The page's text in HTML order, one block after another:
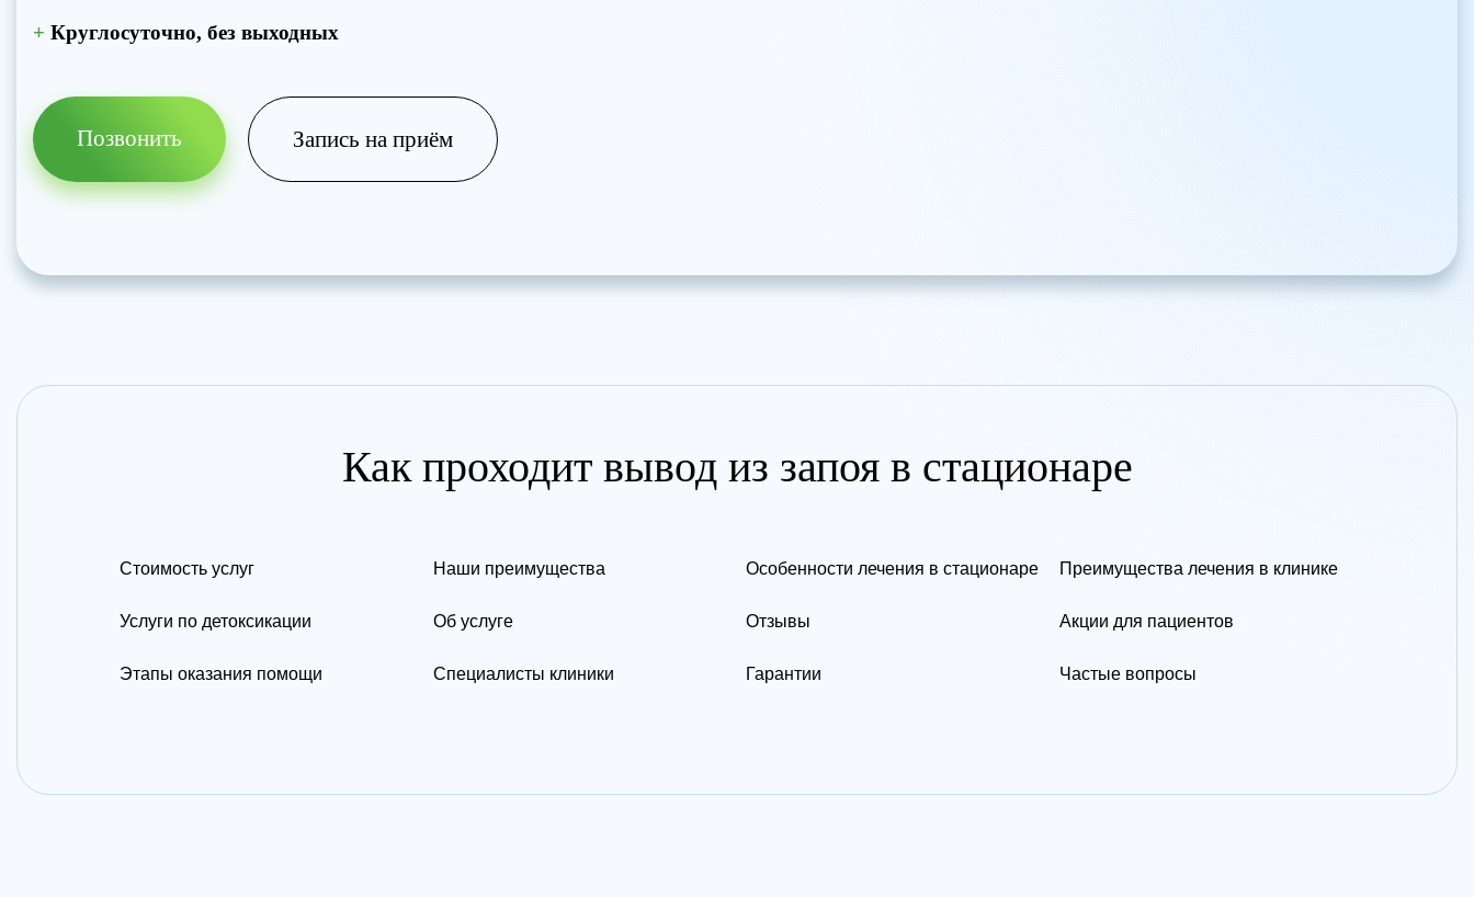
+ Круглосуточно, без выходных
Позвонить Запись на приём
Как проходит вывод из запоя в стационаре
Стоимость услуг
Услуги по детоксикации
Этапы оказания помощи
Наши преимущества
Об услуге
Специалисты клиники
Особенности лечения в стационаре
Отзывы
Гарантии
Преимущества лечения в клинике
Акции для пациентов
Частые вопросы